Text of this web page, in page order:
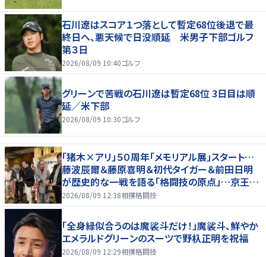
石川遼はスコア１つ落として暫定68位後退で最
終日へ、悪天候で日没順延 米男子下部ゴルフ
第３日
2026/08/09 10:40ゴルフ
グリーンで苦戦の石川遼は暫定68位 3日目は順
延／米下部
2026/08/09 10:30ゴルフ
「猪木×アリ」５０周年「メモリアル展」スタート…
藤波辰爾＆藤原喜明＆初代タイガー＆前田日明
が歴史的な一戦を語る「格闘技の原点」…京王プ
ラザホテルで３１日まで
2026/08/09 12:38相撲格闘技
「全身緑似合うのは魔裟斗だけ！」魔裟斗、鮮やか
エメラルドグリーンのスーツで野杁正明を祝福
2026/08/09 12:29相撲格闘技